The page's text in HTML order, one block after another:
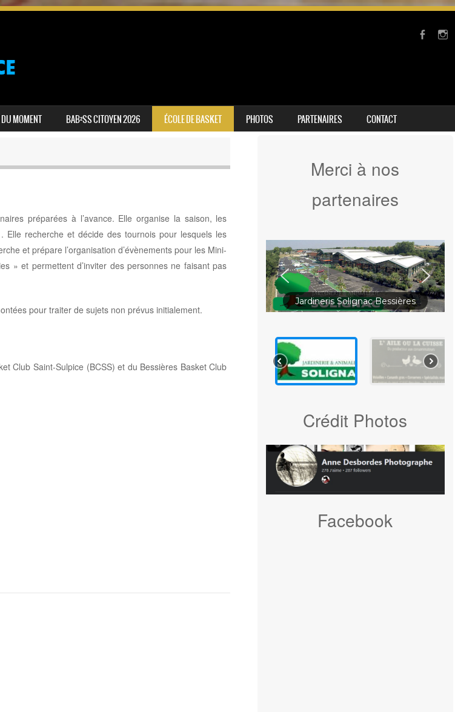
DU MOMENT BAB²SS CITOYEN 2026 ÉCOLE DE BASKET PHOTOS PARTENAIRES CONTACT
préparées à l’avance. Elle organise la saison, les
Elle recherche et décide des tournois pour lesquels les
et prépare l’organisation d’évènements pour les Mini-
» et permettent d’inviter des personnes ne faisant pas
pour traiter de sujets non prévus initialement.
Club Saint-Sulpice (BCSS) et du Bessières Basket Club
Merci à nos
partenaires
Jardineris Solignac Bessières
Crédit Photos
Facebook